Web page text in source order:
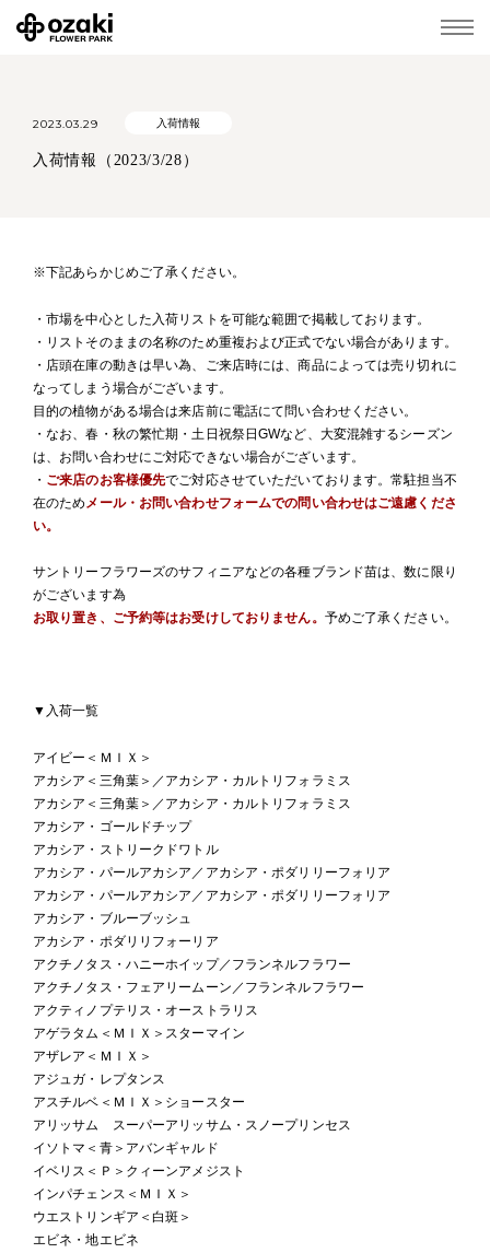
2023.03.29 入荷情報
入荷情報（2023/3/28）
※下記あらかじめご了承ください。
・市場を中心とした入荷リストを可能な範囲で掲載しております。
・リストそのままの名称のため重複および正式でない場合があります。
・店頭在庫の動きは早い為、ご来店時には、商品によっては売り切れに
なってしまう場合がございます。
目的の植物がある場合は来店前に電話にて問い合わせください。
・なお、春・秋の繁忙期・土日祝祭日GWなど、大変混雑するシーズン
は、お問い合わせにご対応できない場合がございます。
・ ご来店のお客様優先でご対応させていただいております。常駐担当不
在のため メール・お問い合わせフォームでの問い合わせはご遠慮くださ
い。
サントリーフラワーズのサフィニアなどの各種ブランド苗は、数に限り
がございます為
お取り置き、ご予約等はお受けしておりません。 予めご了承ください。
▼入荷一覧
アイビー＜ＭＩＸ＞
アカシア＜三角葉＞／アカシア・カルトリフォラミス
アカシア＜三角葉＞／アカシア・カルトリフォラミス
アカシア・ゴールドチップ
アカシア・ストリークドワトル
アカシア・パールアカシア／アカシア・ポダリリーフォリア
アカシア・パールアカシア／アカシア・ポダリリーフォリア
アカシア・ブルーブッシュ
アカシア・ポダリリフォーリア
アクチノタス・ハニーホイップ／フランネルフラワー
アクチノタス・フェアリームーン／フランネルフラワー
アクティノプテリス・オーストラリス
アゲラタム＜ＭＩＸ＞スターマイン
アザレア＜ＭＩＸ＞
アジュガ・レプタンス
アスチルベ＜ＭＩＸ＞ショースター
アリッサム スーパーアリッサム・スノープリンセス
イソトマ＜青＞アバンギャルド
イベリス＜Ｐ＞クィーンアメジスト
インパチェンス＜ＭＩＸ＞
ウエストリンギア＜白斑＞
エビネ・地エビネ